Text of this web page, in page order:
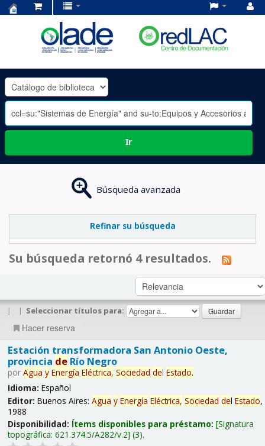
OLADE
-
Ir
Búsqueda avanzada
Refinar su búsqueda
Su búsqueda retornó 4 resultados.
| | Seleccionar títulos para:
Hacer reserva
Estación transformadora San Antonio Oeste,
provincia deRío Negro
por Agua y Energía Eléctrica, Sociedad del Estado.
Idioma: Español
Editor: Buenos Aires: Agua y Energía Eléctrica, Sociedad del Estado,
1988
Disponibilidad: Ítems disponibles para préstamo: Signatura
topográfica: 621.374.5/A282/v.2 (3).